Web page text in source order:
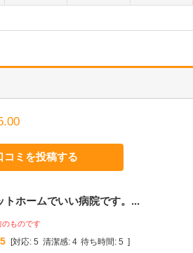
コミを投稿する
トホームでいい病院です。...
のものです
5 [対応: 5 清潔感: 4 待ち時間: 5 ]